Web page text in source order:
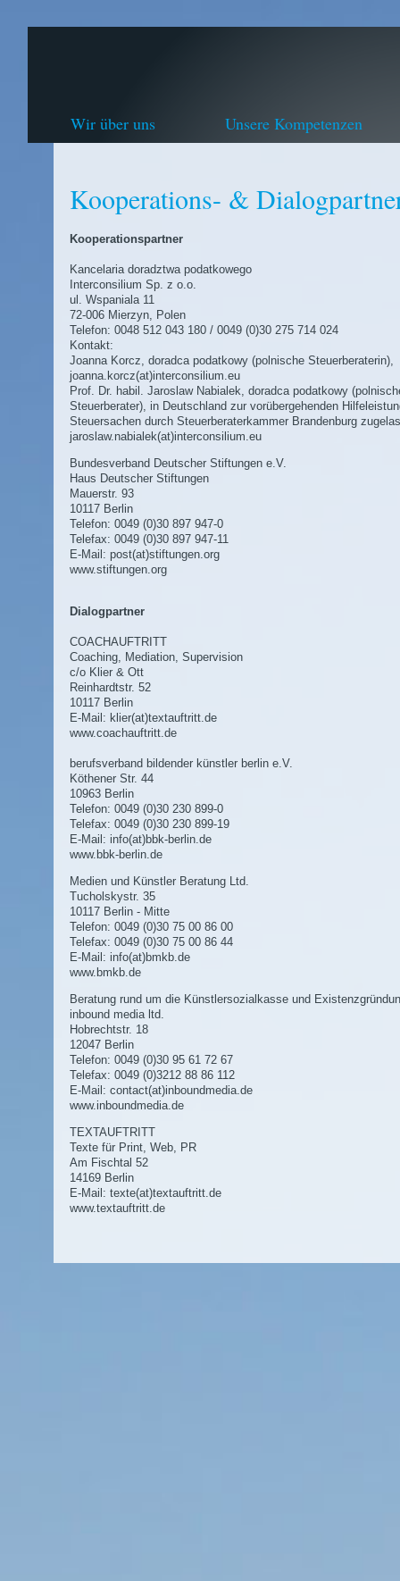
Wir über uns Unsere Kompetenzen
Kooperations- &
Kooperationspartner
Kancelaria doradztwa podatkowego
Interconsilium Sp. z o.o.
ul. Wspaniala 11
72-006 Mierzyn, Polen
Telefon: 0048 512 043 180 / 0049 (0)30 275 714 024
Kontakt:
Joanna Korcz, doradca podatkowy (polnische Steuerberaterin),
joanna.korcz(at)interconsilium.eu
Prof. Dr. habil. Jaroslaw Nabialek, doradca podatkowy
Steuerberater), in Deutschland zur vorübergehenden
Steuersachen durch Steuerberaterkammer Brandenburg
jaroslaw.nabialek(at)interconsilium.eu
Bundesverband Deutscher Stiftungen e.V.
Haus Deutscher Stiftungen
Mauerstr. 93
10117 Berlin
Telefon: 0049 (0)30 897 947-0
Telefax: 0049 (0)30 897 947-11
E-Mail: post(at)stiftungen.org
www.stiftungen.org
Dialogpartner
COACHAUFTRITT
Coaching, Mediation, Supervision
c/o Klier & Ott
Reinhardtstr. 52
10117 Berlin
E-Mail: klier(at)textauftritt.de
www.coachauftritt.de
berufsverband bildender künstler berlin e.V.
Köthener Str. 44
10963 Berlin
Telefon: 0049 (0)30 230 899-0
Telefax: 0049 (0)30 230 899-19
E-Mail: info(at)bbk-berlin.de
www.bbk-berlin.de
Medien und Künstler Beratung Ltd.
Tucholskystr. 35
10117 Berlin - Mitte
Telefon: 0049 (0)30 75 00 86 00
Telefax: 0049 (0)30 75 00 86 44
E-Mail: info(at)bmkb.de
www.bmkb.de
Beratung rund um die Künstlersozialkasse und
inbound media ltd.
Hobrechtstr. 18
12047 Berlin
Telefon: 0049 (0)30 95 61 72 67
Telefax: 0049 (0)3212 88 86 112
E-Mail: contact(at)inboundmedia.de
www.inboundmedia.de
TEXTAUFTRITT
Texte für Print, Web, PR
Am Fischtal 52
14169 Berlin
E-Mail: texte(at)textauftritt.de
www.textauftritt.de